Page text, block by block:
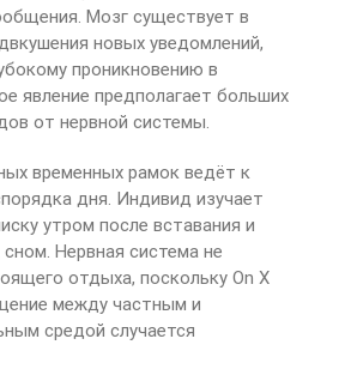
Мозг существует в
новых уведомлений,
проникновению в
явление предполагает больших
от нервной системы.
временных рамок ведёт к
дня. Индивид изучает
утром после вставания и
Нервная система не
отдыха, поскольку On X
между частным и
средой случается